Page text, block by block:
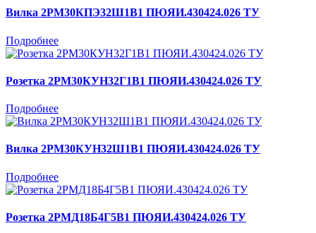
Вилка 2РМ30КПЭ32Ш1В1 ПЮЯИ.430424.026 ТУ
Подробнее
Розетка 2РМ30КУН32Г1В1 ПЮЯИ.430424.026 ТУ
Подробнее
Вилка 2РМ30КУН32Ш1В1 ПЮЯИ.430424.026 ТУ
Подробнее
Розетка 2РМД18Б4Г5В1 ПЮЯИ.430424.026 ТУ